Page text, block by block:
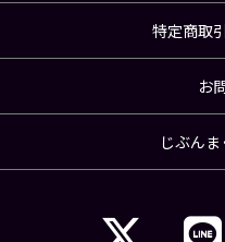
特定商取
お
じぶん